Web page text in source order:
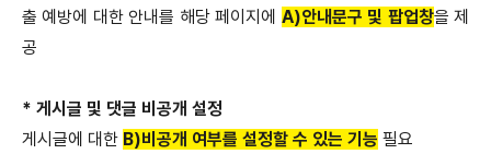
출 예방에 대한 안내를 해당 페이지에 A)안내문구 및 팝업창을 제
공
* 게시글 및 댓글 비공개 설정
게시글에 대한 B)비공개 여부를 설정할 수 있는 기능 필요